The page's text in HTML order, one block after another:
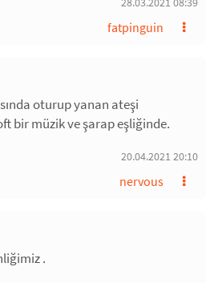
fatpinguin
oturup yanan ateşi
bir müzik ve şarap eşliğinde.
20.04.2021 20:10
nervous
.